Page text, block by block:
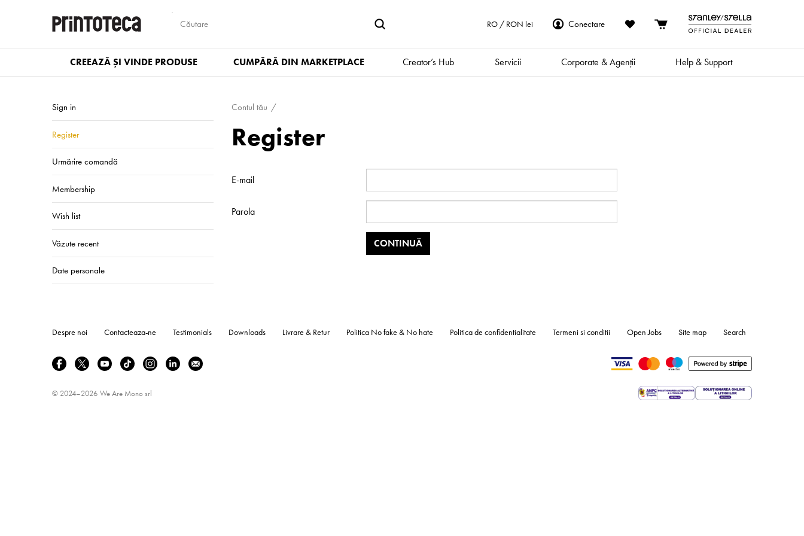
RO / RON lei Conectare
CREEAZĂ ȘI VINDE PRODUSE CUMPĂRĂ DIN MARKETPLACE Creator’s Hub Servicii Corporate & Agenții Help & Support
Sign in
Register
Urmărire comandă
Membership
Wish list
Văzute recent
Date personale
Contul tău
Register
E-mail
Parola
Despre noi Contacteaza-ne Testimonials Downloads Livrare & Retur Politica No fake & No hate Politica de confidentialitate Termeni si conditii Open Jobs Site map Search
© 2024–2026 We Are Mono srl